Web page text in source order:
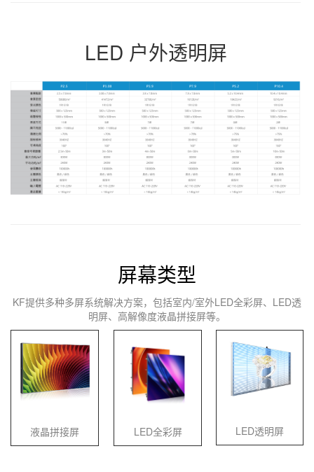
LED 户外透明屏
屏幕类型
KF提供多种多屏系统解决方案，包括室内/室外LED全彩屏、LED透
明屏、高解像度液晶拼接屏等。
液晶拼接屏 LED全彩屏 LED透明屏